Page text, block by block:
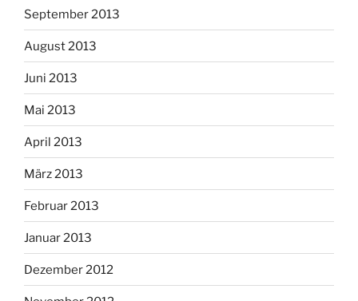
September 2013
August 2013
Juni 2013
Mai 2013
April 2013
März 2013
Februar 2013
Januar 2013
Dezember 2012